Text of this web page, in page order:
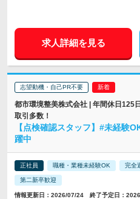
求人詳細を見る
志望動機・自己PR不要
都市環境整美株式会社 | 年間休日
取引多数！
【点検確認スタッフ】#未経験
躍中
正社員 職種・業種未経験OK 完全
第二新卒歓迎
情報更新日：2026/07/24 終了予定日：